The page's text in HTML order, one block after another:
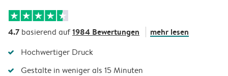
4.7 basierend auf1984 Bewertungen mehr lesen
Hochwertiger Druck
Gestalte in weniger als 15 Minuten